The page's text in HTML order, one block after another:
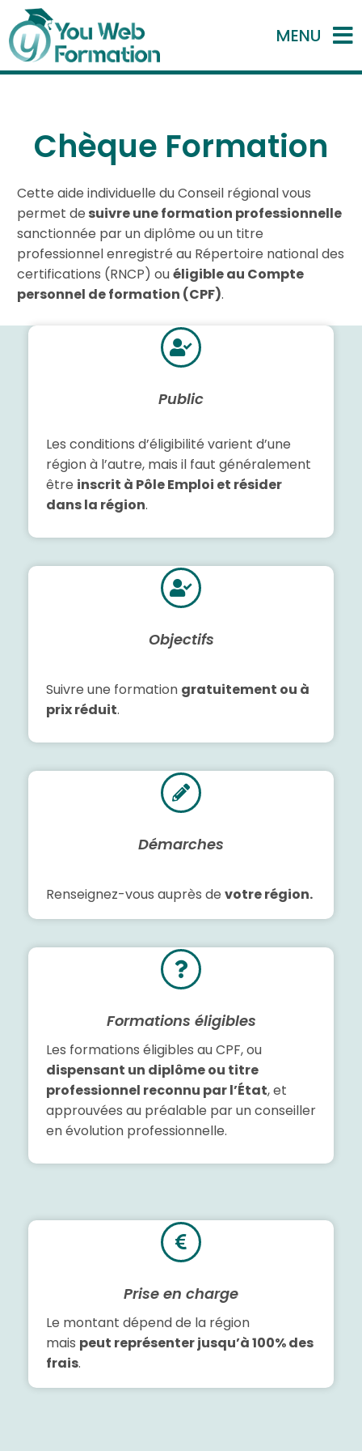
MENU
Chèque Formation
Cette aide individuelle du Conseil régional vous
permet de suivre une formation professionnelle
sanctionnée par un diplôme ou un titre
professionnel enregistré au Répertoire national des
certifications (RNCP) ouéligible au Compte
personnel de formation (CPF).
Public
Les conditions d’éligibilité varient d’une
région à l’autre, mais il faut généralement
être inscrit à Pôle Emploi et résider
dans la région.
Objectifs
Suivre une formation gratuitement ou à
prix réduit.
Démarches
Renseignez-vous auprès de votre région.
Formations éligibles
Les formations éligibles au CPF, ou
dispensant un diplôme ou titre
professionnel reconnu par l’État, et
approuvées au préalable par un conseiller
en évolution professionnelle.
Prise en charge
Le montant dépend de la région
mais peut représenter jusqu’à 100% des
frais.